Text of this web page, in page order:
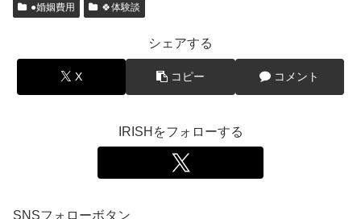
●婚姻費用 🍀体験談
シェアする
X コピー コメント
IRISHをフォローする
SNSフォローボタン